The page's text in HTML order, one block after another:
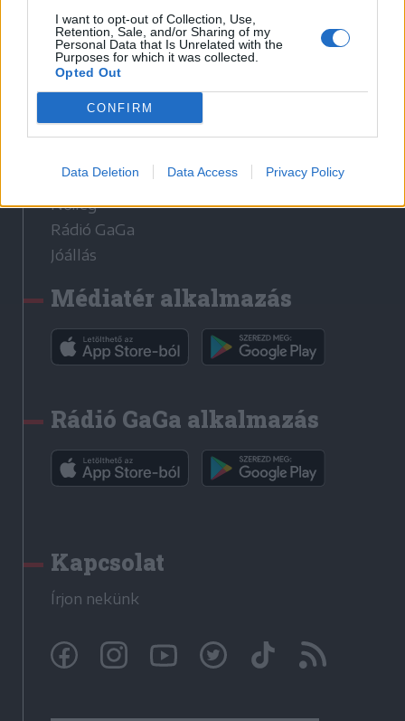
I want to opt-out of Collection, Use,
Retention, Sale, and/or Sharing of my
Personal Data that Is Unrelated with the
Purposes for which it was collected.
Opted Out
CONFIRM
Data Deletion Data Access Privacy Policy
Médiatér
Székely Sport
Liget
Krónika
Bihari Napló
Főtér
Nőileg
Rádió GaGa
Jóállás
Médiatér alkalmazás
Rádió GaGa alkalmazás
Kapcsolat
Írjon nekünk